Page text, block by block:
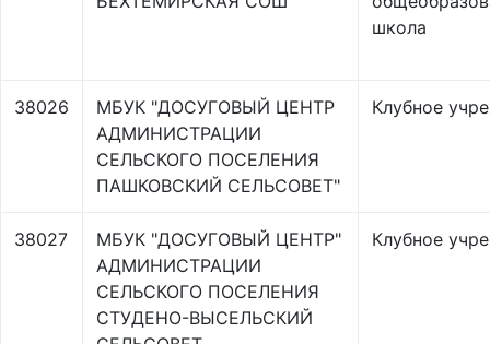
школа
38026
МБУК "ДОСУГОВЫЙ ЦЕНТР
АДМИНИСТРАЦИИ
СЕЛЬСКОГО ПОСЕЛЕНИЯ
ПАШКОВСКИЙ СЕЛЬСОВЕТ"
Клубное
38027
МБУК "ДОСУГОВЫЙ ЦЕНТР"
АДМИНИСТРАЦИИ
СЕЛЬСКОГО ПОСЕЛЕНИЯ
СТУДЕНО-ВЫСЕЛЬСКИЙ
Клубное